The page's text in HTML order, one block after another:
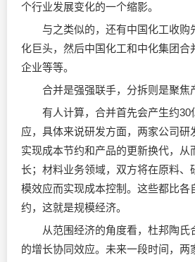
个行业发展变化的一个缩影。
与之类似的，还有中国化工收购
化巨头，然后中国化工和中化集团合
企业等等。
合并是强强联手，分拆则是聚焦
有人计算，合并首先会产生约30
应，具体来说研发方面，两家公司研
实现成本节约和产品的更新换代，从
长；材料业务领域，双方将在原料、
模效应而实现成本控制。这些都比各
约，这就是规模经济。
从范围经济的角度看，杜邦陶氏
的增长协同效应。未来一段时间，两